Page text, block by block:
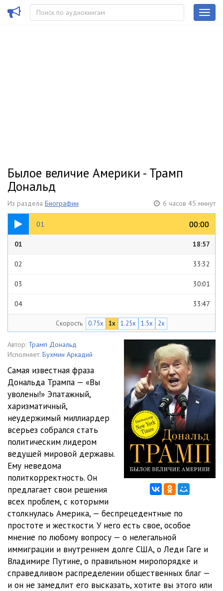
Былое величие Америки - Трамп
Дональд
Из раздела Биографии 6 часов 45 минут
01 00:00
00:00
18:57
01 18:57
02 33:32
03 30:01
04 33:47
06
28:03
08 32:36
09 28:07
10 31:04
11 40:58
12 39:55
13
Скорость 0.75x 1x 1.25x 1.5x 2x
Автор: Трамп Дональд
Исполняет: Бухмин Аркадий
Самая известная фраза
Дональда Трампа — «Вы
уволены!» Эпатажный,
харизматичный,
неудержимый миллиардер
всерьез собрался стать
политическим лидером
ведущей мировой державы.
Ему неведома
политкорректность. Он
предлагает свои решения
всех проблем, с которыми
столкнулась Америка, — беспрецедентные по
простоте и жесткости. У него есть свое, особое
мнение по любому вопросу — о нелегальной
иммиграции и внутреннем долге США, о Леди Гаге и
Владимире Путине, о правильном миропорядке и
справедливом распределении общественных благ —
и он не замедлит его высказать, хотите вы этого или